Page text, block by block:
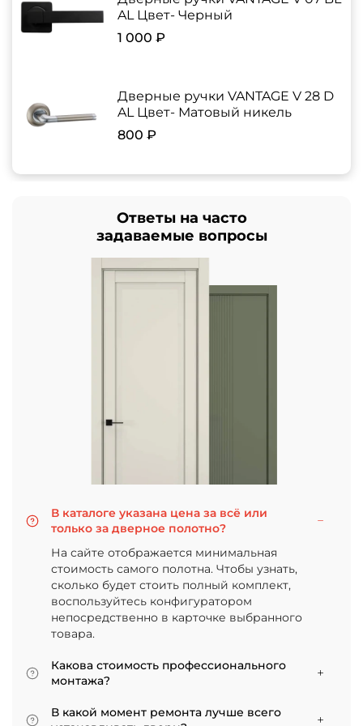
AL Цвет- Черный
1 000 ₽
Дверные ручки VANTAGE V 28 D
AL Цвет- Матовый никель
800 ₽
Ответы на часто
задаваемые вопросы
В каталоге указана цена за всё или
только за дверное полотно?
На сайте отображается минимальная
стоимость самого полотна. Чтобы узнать,
сколько будет стоить полный комплект,
воспользуйтесь конфигуратором
непосредственно в карточке выбранного
товара.
Какова стоимость профессионального
монтажа?
Итоговая сумма зависит от типа отделки
двери и габаритов проема. Минимальная
В какой момент ремонта лучше всего